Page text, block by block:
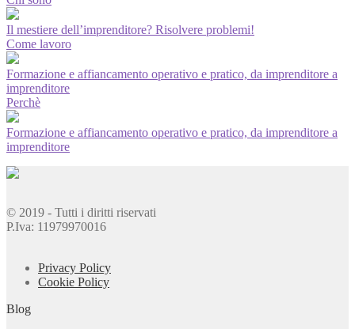
Il mestiere dell’imprenditore? Risolvere problemi!
Come lavoro
Formazione e affiancamento operativo e pratico, da imprenditore a
imprenditore
Perchè
Formazione e affiancamento operativo e pratico, da imprenditore a
imprenditore
© 2019 - Tutti i diritti riservati
P.Iva: 11979970016
Privacy Policy
Cookie Policy
Blog